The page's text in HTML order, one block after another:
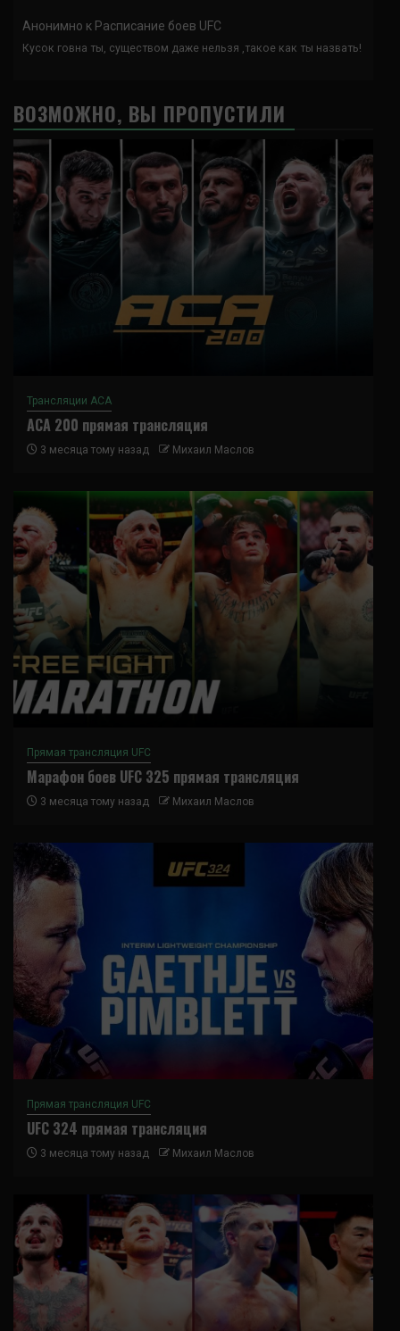
Анонимно к Расписание боев UFC
Кусок говна ты, существом даже нельзя ,такое как ты назвать!
ВОЗМОЖНО, ВЫ ПРОПУСТИЛИ
Трансляции ACA
ACA 200 прямая трансляция
3 месяца тому назад Михаил Маслов
Прямая трансляция UFC
Марафон боев UFC 325 прямая трансляция
3 месяца тому назад Михаил Маслов
Прямая трансляция UFC
UFC 324 прямая трансляция
3 месяца тому назад Михаил Маслов